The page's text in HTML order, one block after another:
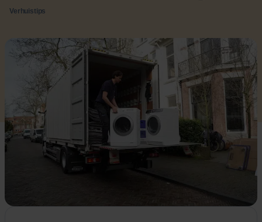
Verhuistips